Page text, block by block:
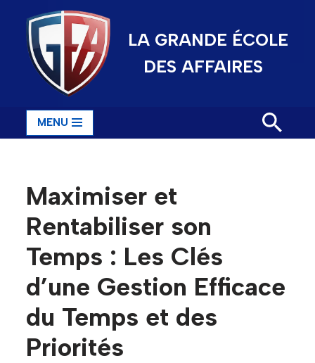
Aller
contenu
LA GRANDE ÉCOLE
DES AFFAIRES
MENU
Maximiser et
Rentabiliser son
Temps : Les Clés
d’une Gestion Efficace
du Temps et des
Priorités